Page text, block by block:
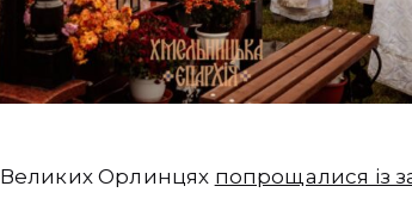
Орлинцях попрощалися із